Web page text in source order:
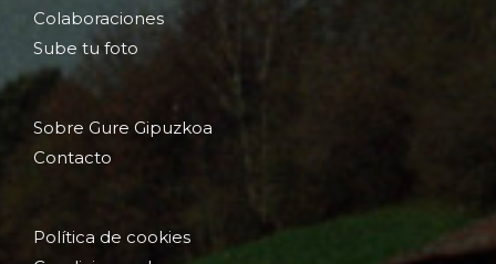
Colaboraciones
Sube tu foto
Sobre Gure Gipuzkoa
Contacto
Política de cookies